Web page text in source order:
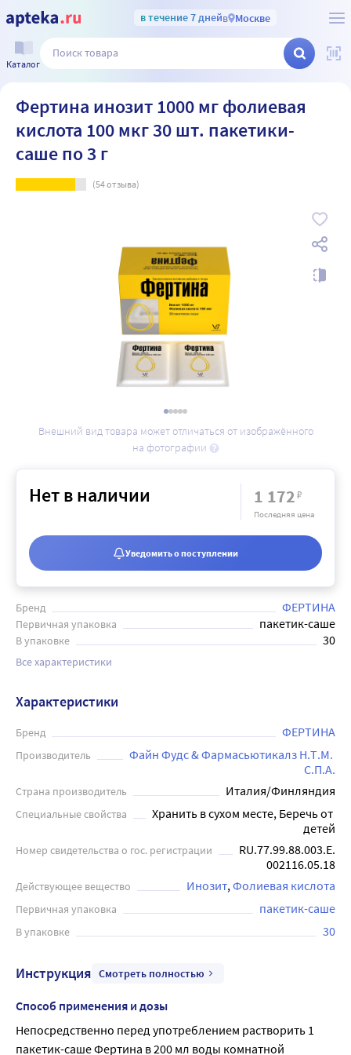
в течение 7 днейв Москве
Каталог
Фертина инозит 1000 мг фолиевая
кислота 100 мкг 30 шт. пакетики-
саше по 3 г
(54отзыва)
Внешний вид товара может отличаться от изображённого
на фотографии
Бренд ФЕРТИНА
Первичная упаковка пакетик-саше
В упаковке 30
Все характеристики
Нет в наличии 1 172₽
Последняя цена
Уведомить о поступлении
Характеристики
Бренд ФЕРТИНА
Производитель
Файн Фудс & Фармасьютикалз Н.Т.М.
С.П.А.
Страна производитель Италия/Финляндия
Специальные свойства
Хранить в сухом месте, Беречь от
детей
Номер свидетельства о гос. регистрации
RU.77.99.88.003.Е.
002116.05.18
Действующее вещество Инозит Фолиевая кислота
Первичная упаковка пакетик-саше
В упаковке 30
Инструкция Смотреть полностью
Способ применения и дозы
Непосредственно перед употреблением растворить 1
пакетик-саше Фертина в 200 мл воды комнатной